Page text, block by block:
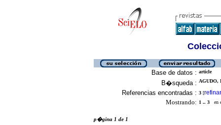
Base de datos : article
B�squeda : AGUDO,
Referencias encontradas : 3 [refinar
Mostrando: 1 .. 3 en
p�gina 1 de 1